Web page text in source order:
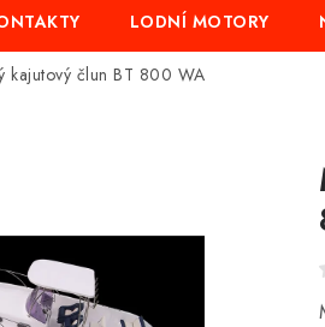
LODNÍ MOTORY
kajutový člun BT 800 WA